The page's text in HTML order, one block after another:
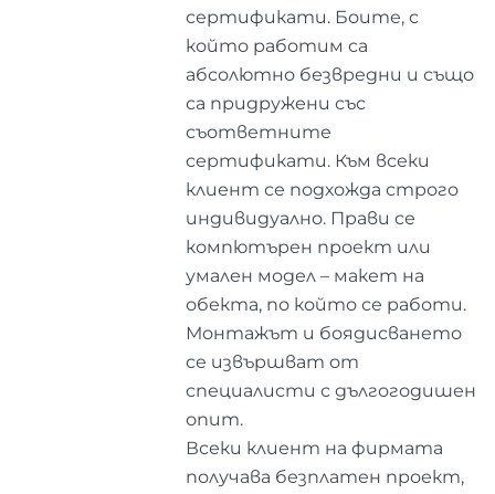
сертификати. Боите, с
който работим са
абсолютно безвредни и също
са придружени със
съответните
сертификати. Към всеки
клиент се подхожда строго
индивидуално. Прави се
компютърен проект или
умален модел – макет на
обекта, по който се работи.
Монтажът и боядисването
се извършват от
специалисти с дългогодишен
опит.
Всеки клиент на фирмата
получава безплатен проект,